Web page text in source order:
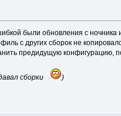
были обновления с ночника
с других сборок не
предидущую конфигурацию,
сборки
)